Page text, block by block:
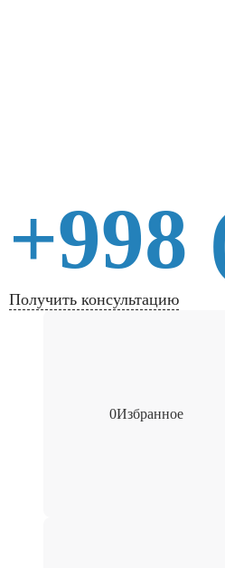
+998
Получить консультацию
0Избранное